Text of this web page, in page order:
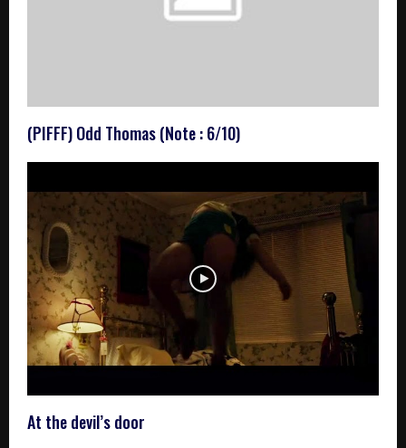
(PIFFF) Odd Thomas (Note : 6/10)
At the devil’s door